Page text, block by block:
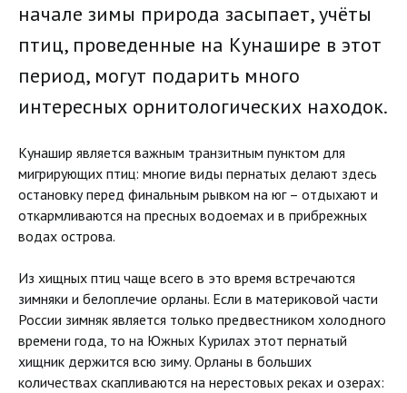
начале зимы природа засыпает, учёты
птиц, проведенные на Кунашире в этот
период, могут подарить много
интересных орнитологических находок.
Кунашир является важным транзитным пунктом для
мигрирующих птиц: многие виды пернатых делают здесь
остановку перед финальным рывком на юг – отдыхают и
откармливаются на пресных водоемах и в прибрежных
водах острова.
Из хищных птиц чаще всего в это время встречаются
зимняки и белоплечие орланы. Если в материковой части
России зимняк является только предвестником холодного
времени года, то на Южных Курилах этот пернатый
хищник держится всю зиму. Орланы в больших
количествах скапливаются на нерестовых реках и озерах: